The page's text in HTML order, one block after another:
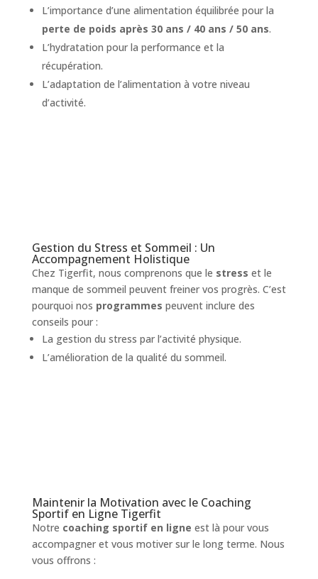
L’importance d’une alimentation équilibrée pour la
perte de poids après 30 ans / 40 ans / 50 ans.
L’hydratation pour la performance et la
récupération.
L’adaptation de l’alimentation à votre niveau
d’activité.
Gestion du Stress et Sommeil : Un
Accompagnement Holistique
Chez Tigerfit, nous comprenons que le stress et le
manque de sommeil peuvent freiner vos progrès. C’est
pourquoi nos programmes peuvent inclure des
conseils pour :
La gestion du stress par l’activité physique.
L’amélioration de la qualité du sommeil.
Maintenir la Motivation avec le Coaching
Sportif en Ligne Tigerfit
Notre coaching sportif en ligne est là pour vous
accompagner et vous motiver sur le long terme. Nous
vous offrons :